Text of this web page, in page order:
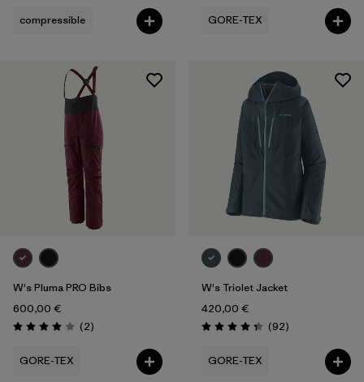
compressible GORE-TEX
W's Pluma PRO Bibs
600,00 €
Évaluation: 4.0 / 5
(2Avis
)
GORE-TEX
W's Triolet Jacket
420,00 €
Évaluation: 4.4 / 5
(92Avis
)
GORE-TEX